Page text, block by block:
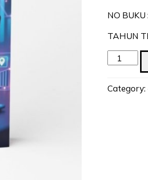
NO BUKU
TAHUN
Digital
Marketing
quantity
Category: